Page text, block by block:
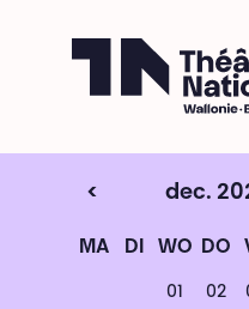
< dec.
MA DI WO DO
01 02